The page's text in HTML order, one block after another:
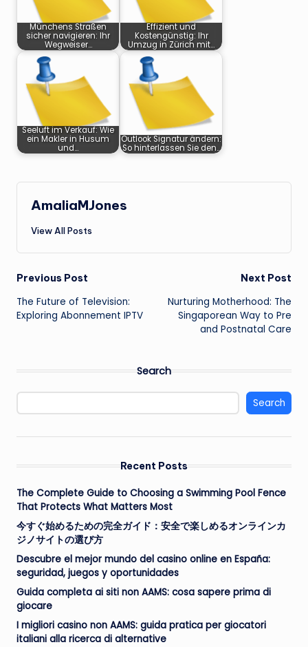
Münchens Straßen
sicher navigieren: Ihr
Wegweiser…
Effizient und
Kostengünstig: Ihr
Umzug in Zürich mit…
Seeluft im Verkauf: Wie
ein Makler in Husum
und…
Outlook Signatur ändern:
So hinterlassen Sie den…
AmaliaMJones
View All Posts
Post
navigation
Previous Post
The Future of Television:
Exploring Abonnement IPTV
Next Post
Nurturing Motherhood: The
Singaporean Way to Pre
and Postnatal Care
Search
Search
Recent Posts
The Complete Guide to Choosing a Swimming Pool Fence
That Protects What Matters Most
今すぐ始めるための完全ガイド：安全で楽しめるオンラインカ
ジノサイトの選び方
Descubre el mejor mundo del casino online en España:
seguridad, juegos y oportunidades
Guida completa ai siti non AAMS: cosa sapere prima di
giocare
I migliori casino non AAMS: guida pratica per giocatori
italiani alla ricerca di alternative